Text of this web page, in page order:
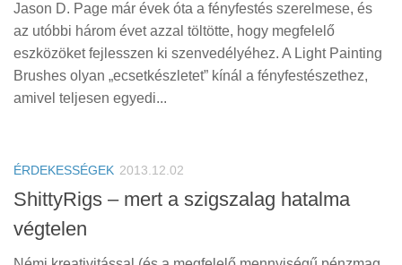
Jason D. Page már évek óta a fényfestés szerelmese, és
az utóbbi három évet azzal töltötte, hogy megfelelő
eszközöket fejlesszen ki szenvedélyéhez. A Light Painting
Brushes olyan „ecsetkészletet” kínál a fényfestészethez,
amivel teljesen egyedi...
ÉRDEKESSÉGEK 2013.12.02
ShittyRigs – mert a szigszalag hatalma
végtelen